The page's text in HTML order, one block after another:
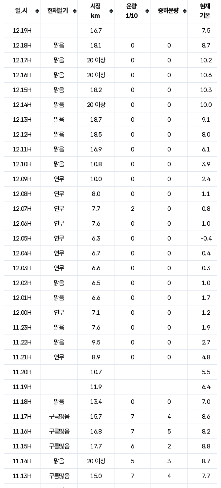
도시별 기상실황표로 지점, 날씨, 기온, 강수, 바람, 기압등을 안내한 표입
일.시 현재일기
시정
km
운량
1/10
중하운량
현재
기온
12.19H
16.7
7.5
12.18H
맑음 18.1 0 0
8.7
12.17H
맑음 20 이상 0 0
10.2
12.16H
맑음 20 이상 0 0
10.6
12.15H
맑음 18.2 0 0
10.3
12.14H
맑음 20 이상 0 0
10.0
12.13H
맑음 18.7 0 0
9.1
12.12H
맑음 18.5 0 0
8.0
12.11H
맑음 16.9 0 0
6.1
12.10H
맑음 10.8 0 0
3.9
12.09H
연무 10.0 0 0
2.4
12.08H
연무 8.0 0 0
1.1
12.07H
연무 7.7 2 0
0.8
12.06H
연무 7.6 0 0
1.0
12.05H
연무 6.3 0 0
-0.4
12.04H
연무 6.7 0 0
0.4
12.03H
연무 6.6 0 0
0.3
12.02H
맑음 6.5 0 0
1.0
12.01H
맑음 6.6 0 0
1.7
12.00H
연무 7.1 0 0
1.2
11.23H
맑음 7.6 0 0
1.9
11.22H
맑음 9.5 0 0
2.7
11.21H
연무 8.9 0 0
4.8
11.20H
10.7
5.5
11.19H
11.9
6.4
11.18H
맑음 13.4 0 0
7.0
11.17H
구름많음 15.7 7 4
8.6
11.16H
구름많음 16.8 7 5
8.2
11.15H
구름많음 17.7 6 2
8.8
11.14H
맑음 20 이상 5 3
8.7
11.13H
구름많음 15.0 7 4
7.7